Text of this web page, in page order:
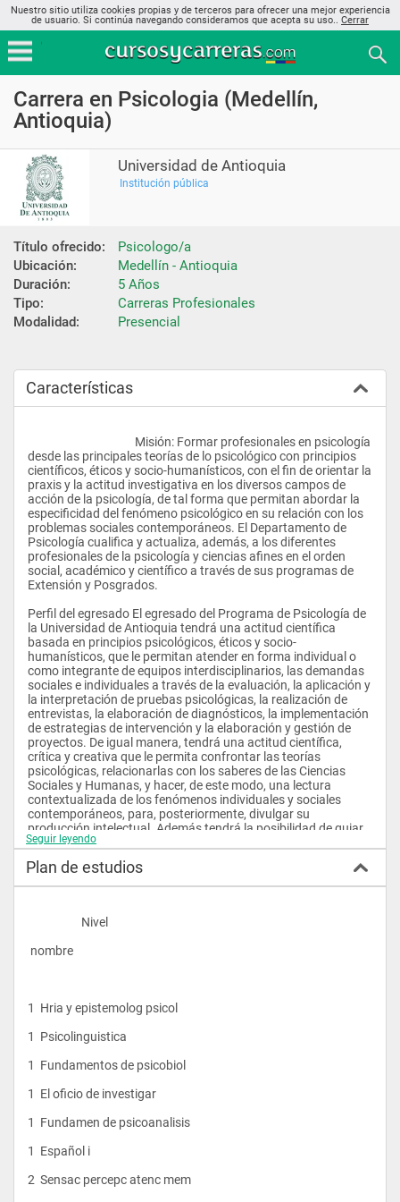
Nuestro sitio utiliza cookies propias y de terceros para ofrecer una mejor experiencia
de usuario. Si continúa navegando consideramos que acepta su uso.. Cerrar
Carrera en Psicologia (Medellín,
Antioquia)
Universidad de Antioquia
Institución pública
Título ofrecido:
Psicologo/a
Ubicación:
Medellín - Antioquia
Duración:
5 Años
Tipo:
Carreras Profesionales
Modalidad:
Presencial
Características
desde las principales teorías de lo psicológico con principios
científicos, éticos y socio-humanísticos, con el fin de orientar la
praxis y la actitud investigativa en los diversos campos de
acción de la psicología, de tal forma que permitan abordar la
especificidad del fenómeno psicológico en su relación con los
problemas sociales contemporáneos. El Departamento de
Psicología cualifica y actualiza, además, a los diferentes
profesionales de la psicología y ciencias afines en el orden
social, académico y científico a través de sus programas de
Extensión y Posgrados.
Perfil del egresado El egresado del Programa de Psicología de
la Universidad de Antioquia tendrá una actitud científica
basada en principios psicológicos, éticos y socio-
humanísticos, que le permitan atender en forma individual o
como integrante de equipos interdisciplinarios, las demandas
sociales e individuales a través de la evaluación, la aplicación y
la interpretación de pruebas psicológicas, la realización de
entrevistas, la elaboración de diagnósticos, la implementación
de estrategias de intervención y la elaboración y gestión de
proyectos. De igual manera, tendrá una actitud científica,
crítica y creativa que le permita confrontar las teorías
psicológicas, relacionarlas con los saberes de las Ciencias
Sociales y Humanas, y hacer, de este modo, una lectura
contextualizada de los fenómenos individuales y sociales
contemporáneos, para, posteriormente, divulgar su
producción intelectual. Además tendrá la posibilidad de guiar
su quehacer desde actitudes proactivas en favor de valores
pluralidad.
Seguir leyendo
Plan de estudios
                    Nivel
nombre
1  Hria y epistemolog psicol
1  Psicolinguistica
1  Fundamentos de psicobiol
1  El oficio de investigar
1  Fundamen de psicoanalisis
1  Español i
2  Sensac percepc atenc mem